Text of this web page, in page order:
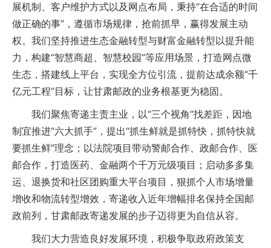
展机制、客户维护方式以及网点布局，秉持“在合适的时间
做正确的事”，遵循市场规律，抢前抓早，赢得发展主动
权。我们坚持推进生态金融转型与财富金融转型以提升能
力，构建“智慧商超、智慧校园”等应用场景，打造网点微
生态，搭建线上平台，实现全方位引流，提前达成余额“千
亿元工程”目标，让甘肃邮政的业务根基更为稳固。
我们聚焦寄递主责主业，以“三个视角”找差距，因地
制宜推进“六大抓手”，提出“抓生鲜就是抓特快，抓特快就
要抓生鲜”理念；以法院项目带动警邮合作、政邮合作、医
邮合作，打造医药、金融两个千万元级项目；启动多多集
运、退换货和社区团购重大平台项目，狠抓个人市场增量
增收和物流转型增效，寄递收入近年增幅排名保持全国邮
政前列，甘肃邮政寄递发展的步子迈得更为自信从容。
我们大力营造良好发展环境，积极争取政府政策支